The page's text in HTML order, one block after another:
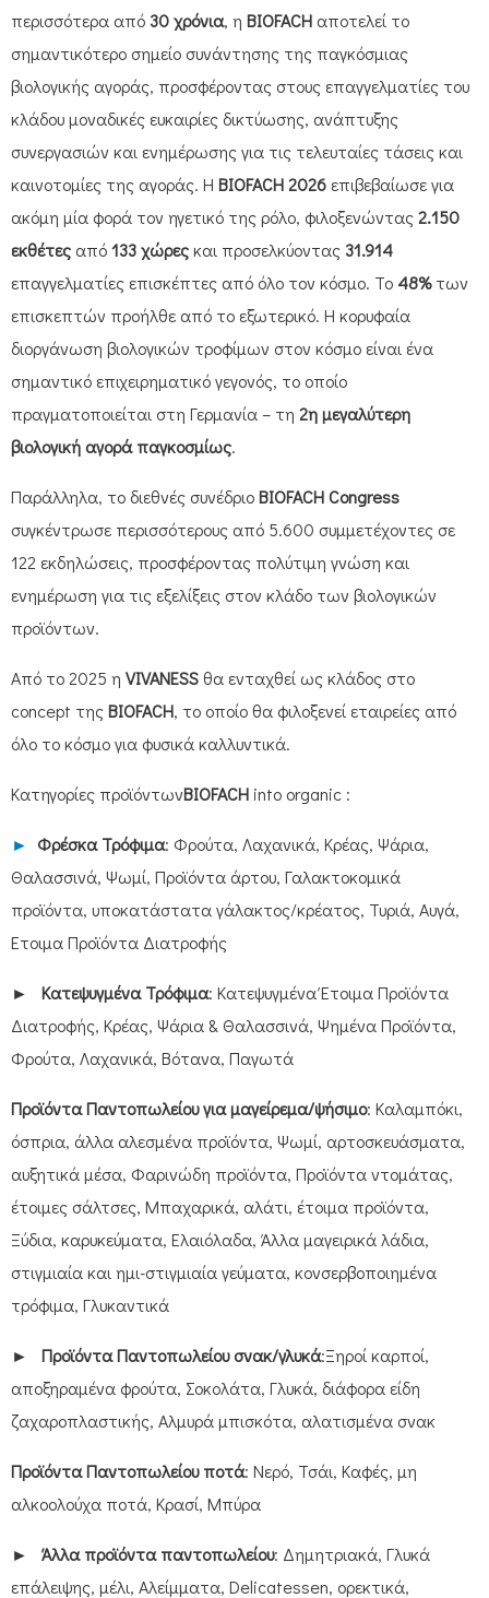
περισσότερα από 30 χρόνια, η BIOFACH αποτελεί το
σημαντικότερο σημείο συνάντησης της παγκόσμιας
βιολογικής αγοράς, προσφέροντας στους επαγγελματίες του
κλάδου μοναδικές ευκαιρίες δικτύωσης, ανάπτυξης
συνεργασιών και ενημέρωσης για τις τελευταίες τάσεις και
καινοτομίες της αγοράς. Η BIOFACH2026 επιβεβαίωσε για
ακόμη μία φορά τον ηγετικό της ρόλο, φιλοξενώντας2.150
εκθέτες από133 χώρεςκαι προσελκύοντας 31.914
επαγγελματίες επισκέπτες από όλο τον κόσμο. Το 48%των
επισκεπτών προήλθε από το εξωτερικό. Η κορυφαία
διοργάνωση βιολογικών τροφίμων στον κόσμο είναι ένα
σημαντικό επιχειρηματικό γεγονός, το οποίο
πραγματοποιείται στη Γερμανία – τη 2η μεγαλύτερη
βιολογική αγορά παγκοσμίως.
Παράλληλα, το διεθνές συνέδριοBIOFACH Congress
συγκέντρωσε περισσότερους από 5.600 συμμετέχοντες σε
122 εκδηλώσεις, προσφέροντας πολύτιμη γνώση και
ενημέρωση για τις εξελίξεις στον κλάδο των βιολογικών
προϊόντων.
Από το 2025 η VIVANESSθα ενταχθεί ως κλάδος στο
concept τηςBIOFACH, το οποίο θα φιλοξενεί εταιρείες από
όλο το κόσμο για φυσικά καλλυντικά.
Κατηγορίες προϊόντωνBIOFACH into organic :
► Φρέσκα Τρόφιμα: Φρούτα, Λαχανικά, Κρέας, Ψάρια,
Θαλασσινά, Ψωμί, Προϊόντα άρτου, Γαλακτοκομικά
προϊόντα, υποκατάστατα γάλακτος/κρέατος, Τυριά, Αυγά,
Έτοιμα Προϊόντα Διατροφής
► Κατεψυγμένα Τρόφιμα: Κατεψυγμένα Έτοιμα Προϊόντα
Διατροφής, Κρέας, Ψάρια & Θαλασσινά, Ψημένα Προϊόντα,
Φρούτα, Λαχανικά, Βότανα, Παγωτά
Προϊόντα Παντοπωλείου για μαγείρεμα/ψήσιμο: Καλαμπόκι,
όσπρια, άλλα αλεσμένα προϊόντα, Ψωμί, αρτοσκευάσματα,
αυξητικά μέσα, Φαρινώδη προϊόντα, Προϊόντα ντομάτας,
έτοιμες σάλτσες, Μπαχαρικά, αλάτι, έτοιμα προϊόντα,
Ξύδια, καρυκεύματα, Ελαιόλαδα, Άλλα μαγειρικά λάδια,
στιγμιαία και ημι-στιγμιαία γεύματα, κονσερβοποιημένα
τρόφιμα, Γλυκαντικά
► Προϊόντα Παντοπωλείου σνακ/γλυκά:Ξηροί καρποί,
αποξηραμένα φρούτα, Σοκολάτα, Γλυκά, διάφορα είδη
ζαχαροπλαστικής, Αλμυρά μπισκότα, αλατισμένα σνακ
Προϊόντα Παντοπωλείου ποτά: Νερό, Τσάι, Καφές, μη
αλκοολούχα ποτά, Κρασί, Μπύρα
► Άλλα προϊόντα παντοπωλείου: Δημητριακά, Γλυκά
επάλειψης, μέλι, Αλείμματα, Delicatessen, ορεκτικά,